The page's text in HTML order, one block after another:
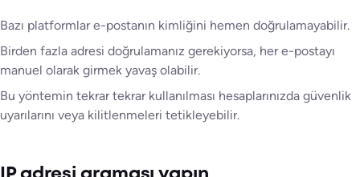
Bazı platformlar e-postanın kimliğini hemen doğrulamayabilir.
Birden fazla adresi doğrulamanız gerekiyorsa, her e-postayı
manuel olarak girmek yavaş olabilir.
Bu yöntemin tekrar tekrar kullanılması hesaplarınızda güvenlik
uyarılarını veya kilitlenmeleri tetikleyebilir.